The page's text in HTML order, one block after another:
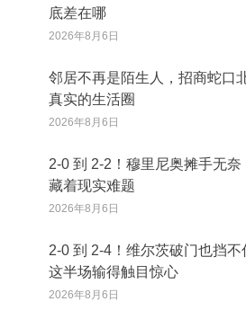
底差在哪
2026年8月6日
邻居不再是陌生人，招商蛇口
真实的生活圈
2026年8月6日
2‑0 到 2‑2！穆里尼奥摊手无
藏着现实难题
2026年8月6日
2‑0 到 2‑4！维尔茨破门也挡
这半场输得触目惊心
2026年8月6日